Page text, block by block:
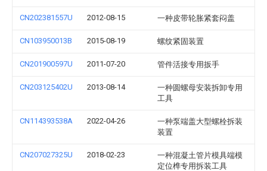
CN202381557U 2012-08-15 一种皮带轮胀紧套闷盖
CN103950013B 2015-08-19 螺纹紧固装置
CN201900597U 2011-07-20 管件活接专用扳手
CN203125402U 2013-08-14
一种圆螺母安装拆卸专用
工具
CN114393538A 2022-04-26
一种泵端盖大型螺栓拆装
装置
CN207027325U 2018-02-23
一种混凝土管片模具端模
定位榫专用拆装工具